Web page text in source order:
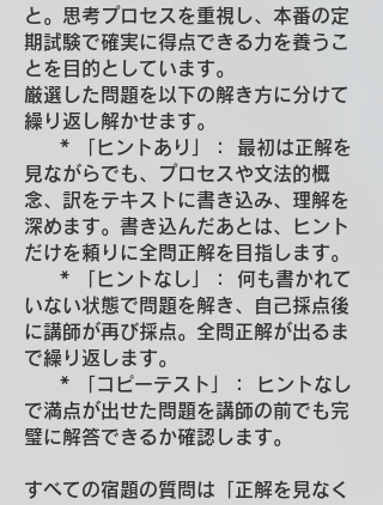
と。思考プロセスを重視し、本番の定
期試験で確実に得点できる力を養うこ
とを目的としています。
厳選した問題を以下の解き方に分けて
繰り返し解かせます。
* 「ヒントあり」： 最初は正解を
見ながらでも、プロセスや文法的概
念、訳をテキストに書き込み、理解を
深めます。書き込んだあとは、ヒント
だけを頼りに全問正解を目指します。
* 「ヒントなし」： 何も書かれて
いない状態で問題を解き、自己採点後
に講師が再び採点。全問正解が出るま
で繰り返します。
* 「コピーテスト」： ヒントなし
で満点が出せた問題を講師の前でも完
璧に解答できるか確認します。
すべての宿題の質問は「正解を見なく